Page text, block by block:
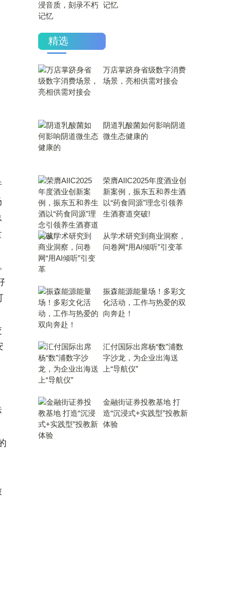
记忆
精选
万店掌跻身省级数字消费
场景，亮相供需对接会
​阴道乳酸菌如何影响阴道
微生态健康的
荣膺AIIC2025年度酒业创
新案例，振东五和养生酒
以“药食同源”理念引领养
生酒赛道突破!
从学术研究到商业洞察，
问卷网“用AI倾听”引变革
振森能源能量场！多彩文
化活动，工作与热爱的双
向奔赴！
汇付国际出席杨“数”浦数
字沙龙，为企业出海送
上“导航仪”
金融街证券投教基地 打
造“沉浸式+实践型”投教新
体验